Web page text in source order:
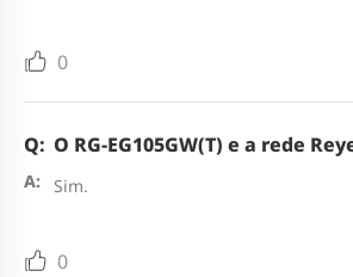
0
O RG-EG105GW(T) e a rede
Sim.
0